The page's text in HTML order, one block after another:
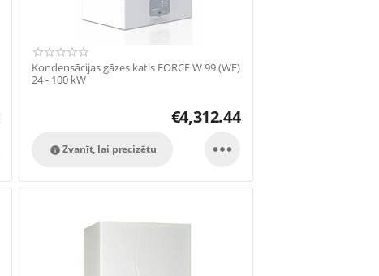
Kondensācijas gāzes katls FORCE W 99 (WF)
24 - 100 kW
€4,312.44
Zvanīt, lai precizētu
 